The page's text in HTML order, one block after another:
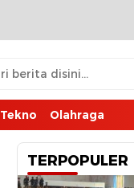
Tekno Olahraga
TERPOPULER